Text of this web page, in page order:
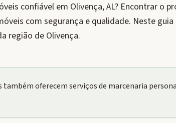
confiável em Olivença, AL? Encontrar o
com segurança e qualidade. Neste
região de Olivença.
oferecem serviços de marcenaria